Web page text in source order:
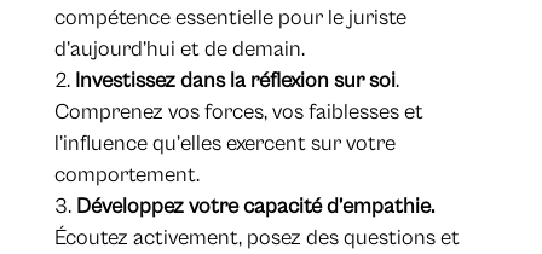
compétence essentielle pour le juriste
d’aujourd’hui et de demain.
Investissez dans la réflexion sur soi.
Comprenez vos forces, vos faiblesses et
l’influence qu’elles exercent sur votre
comportement.
Développez votre capacité d’empathie.
Écoutez activement, posez des questions et